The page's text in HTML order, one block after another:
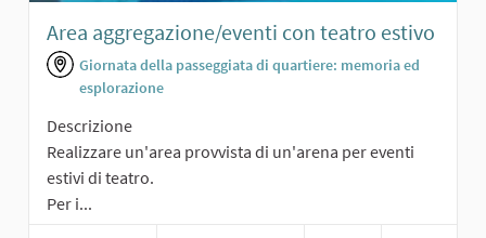
Area aggregazione/eventi con teatro estivo
Giornata della passeggiata di quartiere: memoria ed
esplorazione
Descrizione
Realizzare un'area provvista di un'arena per eventi
estivi di teatro.
Per i...